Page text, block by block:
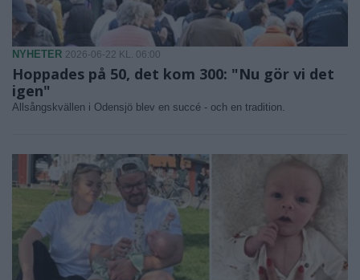
NYHETER 2026-06-22 KL. 06:00
Hoppades på 50, det kom 300: "Nu gör vi det
igen"
Allsångskvällen i Odensjö blev en succé - och en tradition.